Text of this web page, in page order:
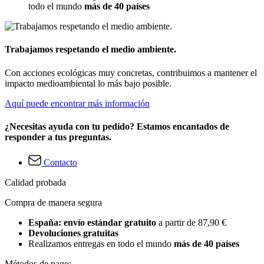
todo el mundo más de 40 países
Trabajamos respetando el medio ambiente.
Con acciones ecológicas muy concretas, contribuimos a mantener el
impacto medioambiental lo más bajo posible.
Aquí puede encontrar más información
¿Necesitas ayuda con tu pedido? Estamos encantados de
responder a tus preguntas.
Contacto
Calidad probada
Compra de manera segura
España: envío estándar gratuito a partir de 87,90 €
Devoluciones gratuitas
Realizamos entregas en todo el mundo más de 40 países